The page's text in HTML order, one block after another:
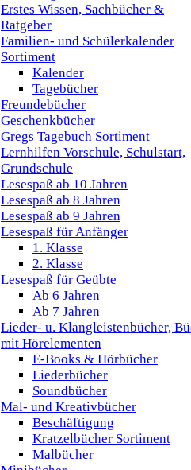
Erstes Wissen, Sachbücher &
Ratgeber
Familien- und Schülerkalender
Sortiment
Kalender
Tagebücher
Freundebücher
Geschenkbücher
Gregs Tagebuch Sortiment
Lernhilfen Vorschule, Schulstart,
Grundschule
Lesespaß ab 10 Jahren
Lesespaß ab 8 Jahren
Lesespaß ab 9 Jahren
Lesespaß für Anfänger
1. Klasse
2. Klasse
Lesespaß für Geübte
Ab 6 Jahren
Ab 7 Jahren
Lieder- u. Klangleistenbücher,
mit Hörelementen
E-Books & Hörbücher
Liederbücher
Soundbücher
Mal- und Kreativbücher
Beschäftigung
Kratzelbücher Sortiment
Malbücher